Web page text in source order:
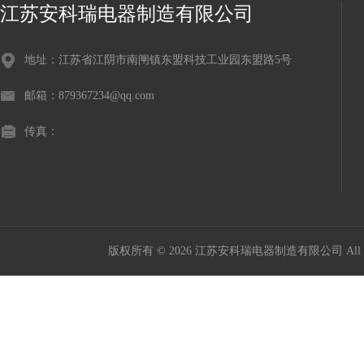
江苏安科瑞电器制造有限公司
地址：江苏省江阴市南闸镇东盟科技工业园东盟路5号
邮箱：879367234@qq.com
传真：
版权所有 © 2026 江苏安科瑞电器制造有限公司